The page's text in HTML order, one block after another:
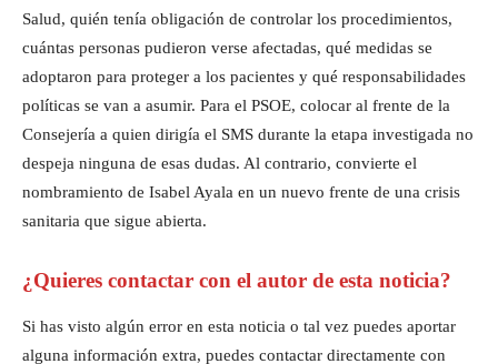
Salud, quién tenía obligación de controlar los procedimientos,
cuántas personas pudieron verse afectadas, qué medidas se
adoptaron para proteger a los pacientes y qué responsabilidades
políticas se van a asumir. Para el PSOE, colocar al frente de la
Consejería a quien dirigía el SMS durante la etapa investigada no
despeja ninguna de esas dudas. Al contrario, convierte el
nombramiento de Isabel Ayala en un nuevo frente de una crisis
sanitaria que sigue abierta.
¿Quieres contactar con el autor de esta noticia?
Si has visto algún error en esta noticia o tal vez puedes aportar
alguna información extra, puedes contactar directamente con